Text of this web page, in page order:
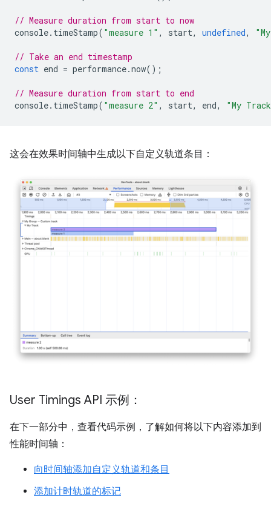
// Measure duration from start to now
console. timeStamp( "measure 1" , start, undefined,
// Take an end timestamp
const end = performance.now();
// Measure duration from start to end
console. timeStamp( "measure 2" , start, end, "My
这会在效果时间轴中生成以下自定义轨道条目：
User Timings API 示例：
在下一部分中，查看代码示例，了解如何将以下内容添加到
性能时间轴：
向时间轴添加自定义轨道和条目
添加计时轨道的标记